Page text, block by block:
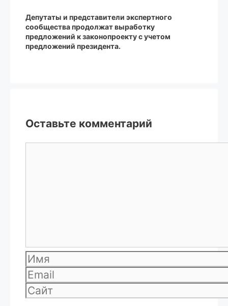
Депутаты и представители экспертного
сообщества продолжат выработку
предложений к законопроекту с учетом
предложений президента.
Оставьте комментарий
Имя
Email
Сайт